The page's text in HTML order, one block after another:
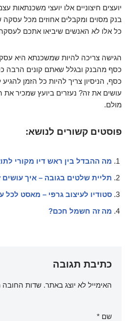
יועצים חיצוניים אלו יועצי משכנתאות
בנק מסוים ומקבלים אחוזים מכל
כל אלו לא האנשים שיביאו אתכם
הגישה צריכה להיות שמשכנתא היא
כסף מהבנק ובגלל שאתם קונים
כסף, הניסיון צריך להיות כל הזמן
עושים את זה? נעזרים ביועץ שמכיר את
מולם.
פוסטים קשורים לנושא:
מה ההבדל בין ראש דיו מקורי
תליית שלטים בגובה – איך עושים
סטודיו לעיצוב גרפי – מאסט לכל
מה זה חשמל חכם?
כתיבת תגובה
האימייל לא יוצג באתר. שדות החובה
שם *